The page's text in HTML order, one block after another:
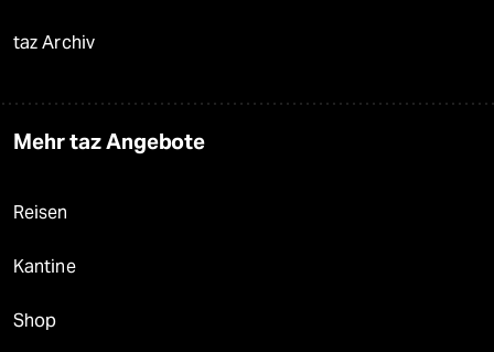
taz Archiv
Mehr taz Angebote
Reisen
Kantine
Shop